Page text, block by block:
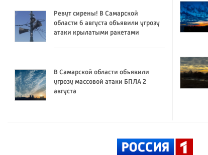
Ревут сирены! В Самарской
области 6 августа объявили угрозу
атаки крылатыми ракетами
В Самарской области объявили
угрозу массовой атаки БПЛА 2
августа